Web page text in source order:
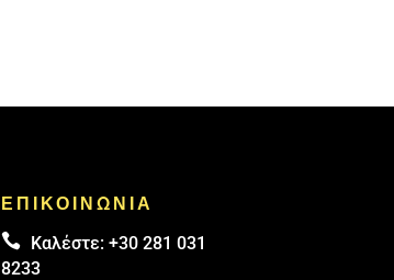
ΕΠΙΚΟΙΝΩΝΙΑ
 Καλέστε:+30 281 031
8233